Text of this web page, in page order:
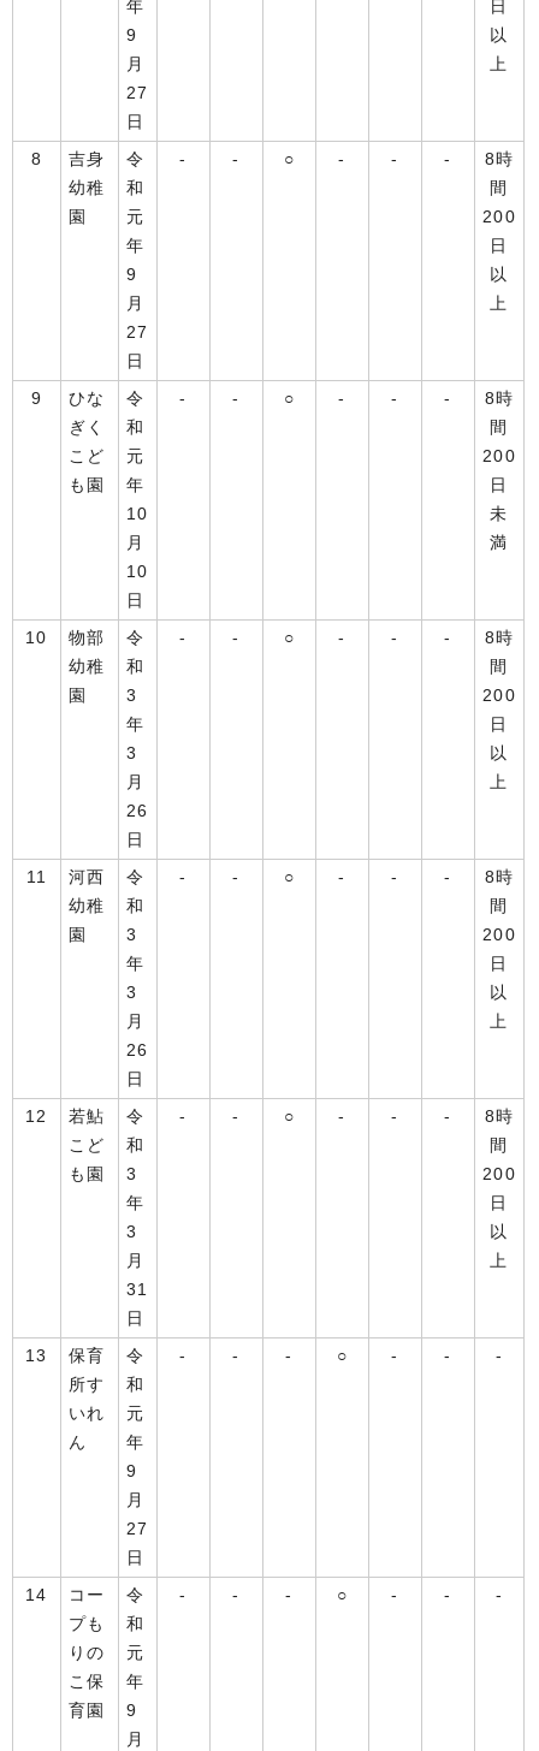
年
9
月
27
日
日
以
上
8
吉身
幼稚
園
令
和
元
年
9
月
27
日
- - ○ - - -
8時
間
200
日
以
上
9
ひな
ぎく
こど
も園
令
和
元
年
10
月
10
日
- - ○ - - -
8時
間
200
日
未
満
10
物部
幼稚
園
令
和
3
年
3
月
26
日
- - ○ - - -
8時
間
200
日
以
上
11
河西
幼稚
園
令
和
3
年
3
月
26
日
- - ○ - - -
8時
間
200
日
以
上
12
若鮎
こど
も園
令
和
3
年
3
月
31
日
- - ○ - - -
8時
間
200
日
以
上
13
保育
所す
いれ
ん
令
和
元
年
9
月
27
日
- - - ○ - - -
14
コー
プも
りの
こ保
育園
令
和
元
年
9
月
- - - ○ - - -